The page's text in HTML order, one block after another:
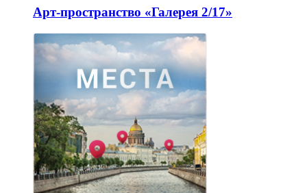
Арт-пространство «Галерея 2/17»